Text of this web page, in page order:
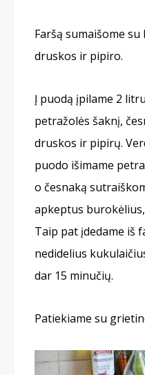
Faršą sumaišome
druskos ir pipiro.
Į puodą įpilame 2
petražolės šaknį,
druskos ir pipirų.
puodo išimame
o česnaką
apkeptus
Taip pat įdedame iš
nedidelius
dar 15 minučių.
Patiekiame su